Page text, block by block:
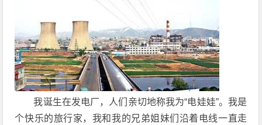
我诞生在发电厂，人们亲切地称我为“电娃娃”。我是
个快乐的旅行家，我和我的兄弟姐妹们沿着电线一直走